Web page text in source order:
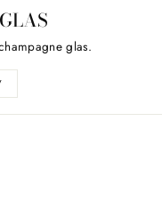
glas.